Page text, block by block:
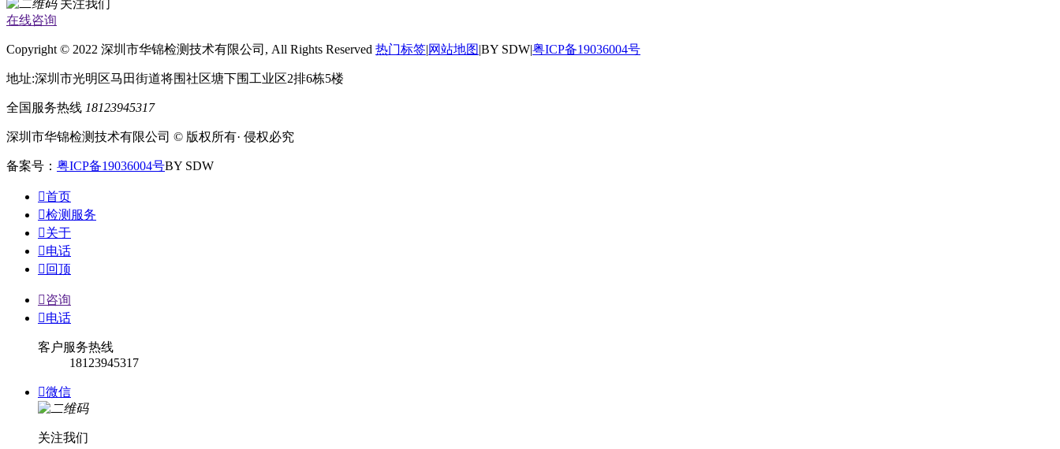
关注我们
在线咨询
Copyright © 2022 深圳市华锦检测技术有限公司, All Rights Reserved 热门标签|网站地图|BY SDW|粤ICP备19036004号
地址:深圳市光明区马田街道将围社区塘下围工业区2排6栋5楼
全国服务热线 18123945317
深圳市华锦检测技术有限公司 © 版权所有· 侵权必究
备案号： 粤ICP备19036004号BY SDW
首页
检测服务
关于
电话
 回顶
咨询
电话
客户服务热线
18123945317
微信
关注我们